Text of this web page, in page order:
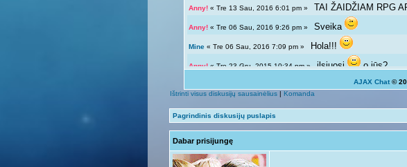
Anny! « Tre 13 Sau, 2016 6:01 pm » TAI ŽAIDŽIAM RPG
Anny! « Tre 06 Sau, 2016 9:26 pm »Sveika
Mine « Tre 06 Sau, 2016 7:09 pm » Hola!!!
Anny! « Tre 23 Gru, 2015 10:34 pm »ilsiuosi o jūs?
Ką veikiat?
Anny!« Sek 13 Rgs, 2015 9:54 pm »galima ir
Giedryte.« Sek 13 Rgs, 2015 7:40 pm »
Anny!« Pir 07 Rgs, 2015 9:14 pm »
AJAX Chat ©
Ištrinti visus diskusijų sausainėlius | Komanda
Pagrindinis diskusijų puslapis
Dabar prisijungę